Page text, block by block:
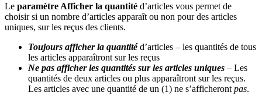
Le paramètre Afficher la quantité d’articles vous permet de
choisir si un nombre d’articles apparaît ou non pour des articles
uniques, sur les reçus des clients.
Toujours afficher la quantitéd’articles – les quantités de tous
les articles apparaîtront sur les reçus
Ne pas afficher les quantités sur les articles uniques – Les
quantités de deux articles ou plus apparaîtront sur les reçus.
Les articles avec une quantité de un (1) ne s’afficheront pas.